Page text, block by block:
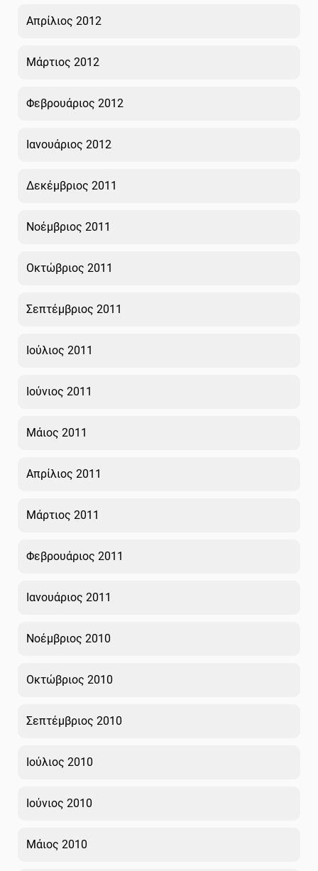
Απρίλιος 2012
Μάρτιος 2012
Φεβρουάριος 2012
Ιανουάριος 2012
Δεκέμβριος 2011
Νοέμβριος 2011
Οκτώβριος 2011
Σεπτέμβριος 2011
Ιούλιος 2011
Ιούνιος 2011
Μάιος 2011
Απρίλιος 2011
Μάρτιος 2011
Φεβρουάριος 2011
Ιανουάριος 2011
Νοέμβριος 2010
Οκτώβριος 2010
Σεπτέμβριος 2010
Ιούλιος 2010
Ιούνιος 2010
Μάιος 2010